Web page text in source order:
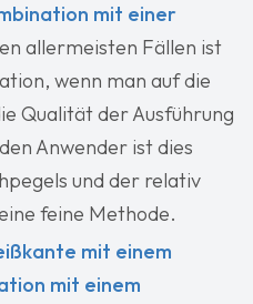
mit einer
allermeisten Fällen ist
wenn man auf die
Qualität der Ausführung
Anwender ist dies
und der relativ
feine Methode.
mit einem
mit einem